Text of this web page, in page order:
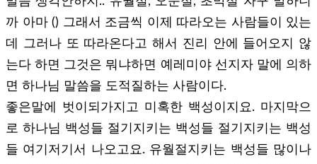
까 아마 () 그래서 조금씩 이제 따라오는 사람들이 있는
데 그러나 또 따라온다고 해서 진리 안에 들어오지 않
는다 하면 그것은 뭐냐하면 예레미야 선지자 말에 의하
면 하나님 말씀을 도적질하는 사람이다.
좋은말에 벗이되가지고 미혹한 백성이지요. 마지막으
로 하나님 백성들 절기지키는 백성들 절기지키는 백성
들 여기저기서 나오고요. 유월절지키는 백성들 많이나